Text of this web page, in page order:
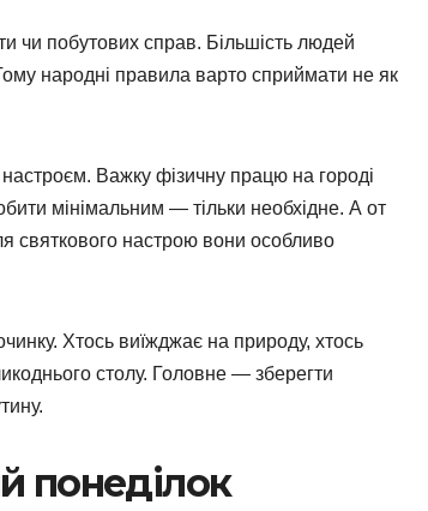
чи побутових справ. Більшість людей
народні правила варто сприймати не як
Важку фізичну працю на городі
мінімальним — тільки необхідне. А от
святкового настрою вони особливо
Хтось виїжджає на природу, хтось
столу. Головне — зберегти
понеділок